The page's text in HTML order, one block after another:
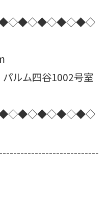
ルム四谷1002号室